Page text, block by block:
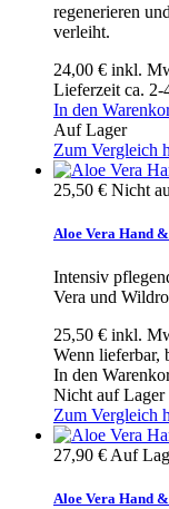
regenerieren
verleiht.
24,00 € inkl.
Lieferzeit ca. 2-
In den
Auf Lager
Zum Vergleich
25,50 € Nicht
Aloe Vera Hand
Intensiv
Vera und
25,50 € inkl.
Wenn lieferbar,
In den
Nicht auf Lager
Zum Vergleich
27,90 € Auf
Aloe Vera Hand